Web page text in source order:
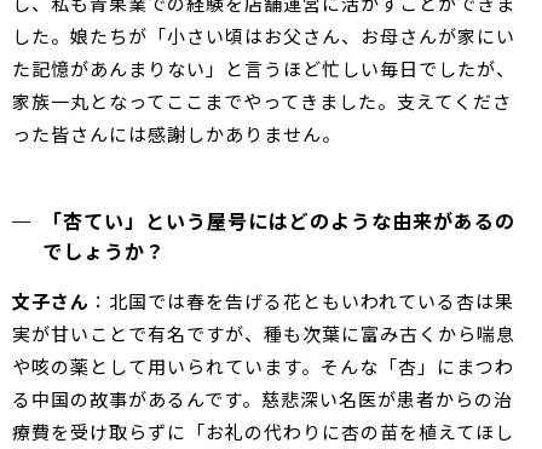
した。娘たちが「小さい頃はお父さん、お母さんが家にい
た記憶があんまりない」と言うほど忙しい毎日でしたが、
家族一丸となってここまでやってきました。支えてくださ
った皆さんには感謝しかありません。
「杏てい」という屋号にはどのような由来があるの
でしょうか？
文子さん ：北国では春を告げる花ともいわれている杏は果
実が甘いことで有名ですが、種も次葉に富み古くから喘息
や咳の薬として用いられています。そんな「杏」にまつわ
る中国の故事があるんです。慈悲深い名医が患者からの治
療費を受け取らずに「お礼の代わりに杏の苗を植えてほし